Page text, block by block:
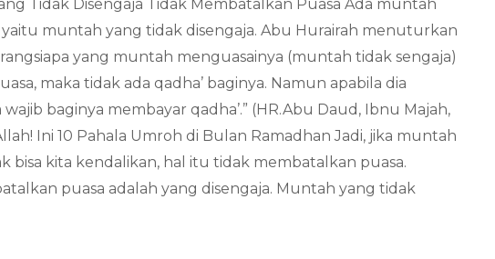
Tidak Disengaja Tidak Membatalkan Puasa Ada muntah
muntah yang tidak disengaja. Abu Hurairah menuturkan
yang muntah menguasainya (muntah tidak sengaja)
maka tidak ada qadha’ baginya. Namun apabila dia
baginya membayar qadha’.” (HR.Abu Daud, Ibnu Majah,
Ini 10 Pahala Umroh di Bulan Ramadhan Jadi, jika muntah
bisa kita kendalikan, hal itu tidak membatalkan puasa.
puasa adalah yang disengaja. Muntah yang tidak